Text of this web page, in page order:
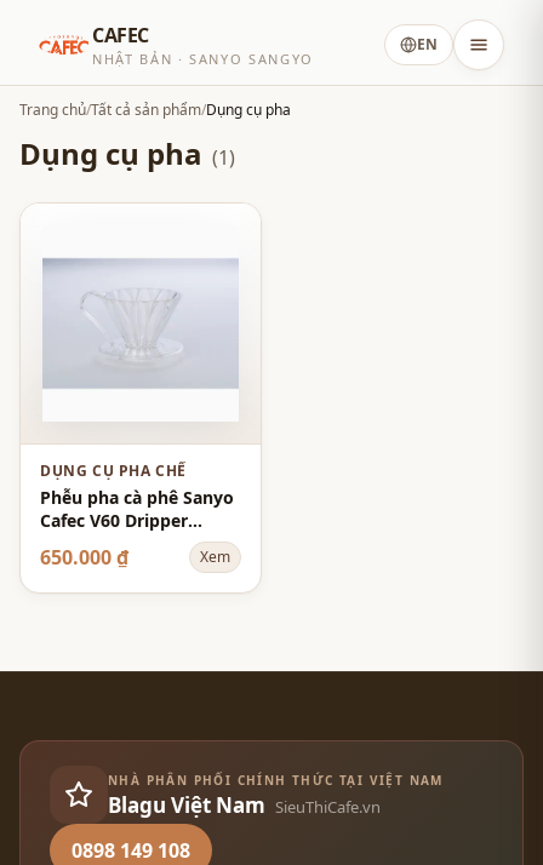
CAFEC
NHẬT BẢN · SANYO SANGYO
EN
Trang chủ/Tất cả sản phẩm/Dụng cụ pha
Dụng cụ pha (1)
DỤNG CỤ PHA CHẾ
Phễu pha cà phê Sanyo
Cafec V60 Dripper
Flower - Màu Vàng -
Size 02
650.000 ₫ Xem
NHÀ PHÂN PHỐI CHÍNH THỨC TẠI VIỆT NAM
Blagu Việt Nam SieuThiCafe.vn
0898 149 108